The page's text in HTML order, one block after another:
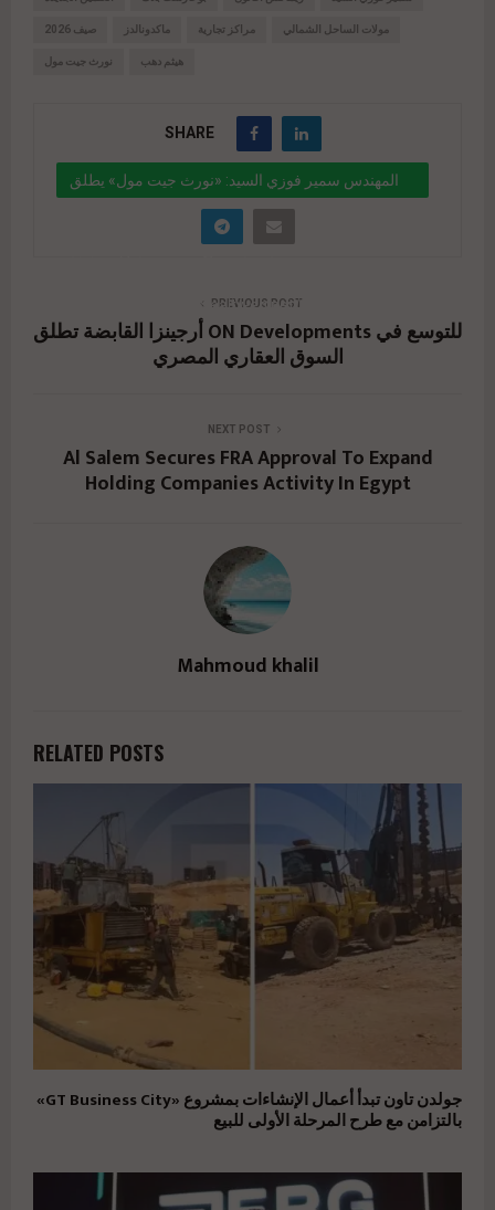
صيف 2026 ماكدونالدز مراكز تجارية مولات الساحل الشمالي
نورث جيت مول هيثم دهب
SHARE
المهندس سمير فوزي السيد: «نورث جيت مول» يطلق
صيف 2026 بعلامات تجارية كبرى وتجربة ترفيهية
" data-link="https://realty-eg.net/north-gate-
mall-new-alamein-2026/" href="#">
PREVIOUS POST
أرجينزا القابضة تطلق ON Developments للتوسع في
السوق العقاري المصري
NEXT POST
Al Salem Secures FRA Approval To Expand
Holding Companies Activity In Egypt
Mahmoud khalil
RELATED POSTS
جولدن تاون تبدأ أعمال الإنشاءات بمشروع «GT Business City»
بالتزامن مع طرح المرحلة الأولى للبيع